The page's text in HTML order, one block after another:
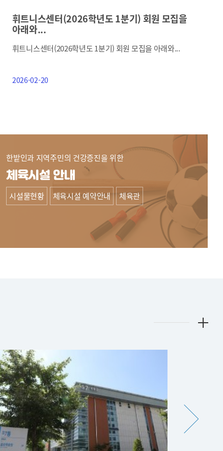
휘트니스센터(2026학년도 1분기) 회원 모집을
아래와...
휘트니스센터(2026학년도 1분기) 회원 모집을 아래와...
2026-02-20
한밭인과 지역주민의 건강증진을 위한
체육시설 안내
시설물현황 체육시설 예약안내 체육관
시
설
안
내
이
미
지